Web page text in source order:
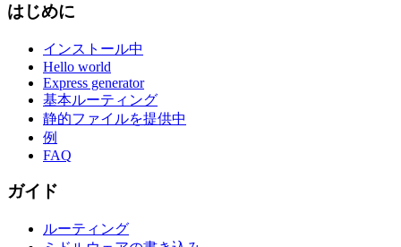
はじめに
インストール中
Hello world
Express generator
基本ルーティング
静的ファイルを提供中
例
FAQ
ガイド
ルーティング